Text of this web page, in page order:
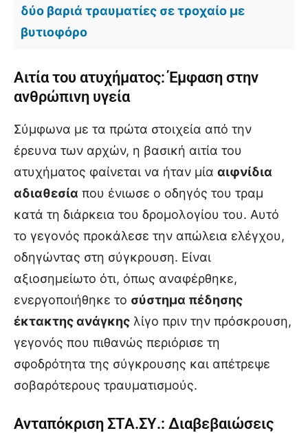
δύο βαριά τραυματίες σε τροχαίο με
βυτιοφόρο
Αιτία του ατυχήματος: Έμφαση στην
ανθρώπινη υγεία
Σύμφωνα με τα πρώτα στοιχεία από την
έρευνα των αρχών, η βασική αιτία του
ατυχήματος φαίνεται να ήταν μία αιφνίδια
αδιαθεσία που ένιωσε ο οδηγός του τραμ
κατά τη διάρκεια του δρομολογίου του. Αυτό
το γεγονός προκάλεσε την απώλεια ελέγχου,
οδηγώντας στη σύγκρουση. Είναι
αξιοσημείωτο ότι, όπως αναφέρθηκε,
ενεργοποιήθηκε το σύστημα πέδησης
έκτακτης ανάγκης λίγο πριν την πρόσκρουση,
γεγονός που πιθανώς περιόρισε τη
σφοδρότητα της σύγκρουσης και απέτρεψε
σοβαρότερους τραυματισμούς.
Ανταπόκριση ΣΤΑ.ΣΥ.: Διαβεβαιώσεις